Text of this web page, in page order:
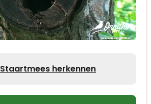
Staartmees herkennen